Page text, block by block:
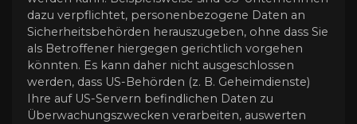
dazu verpflichtet, personenbezogene Daten an
Sicherheitsbehörden herauszugeben, ohne dass Sie
als Betroffener hiergegen gerichtlich vorgehen
könnten. Es kann daher nicht ausgeschlossen
werden, dass US-Behörden (z. B. Geheimdienste)
Ihre auf US-Servern befindlichen Daten zu
Überwachungszwecken verarbeiten, auswerten